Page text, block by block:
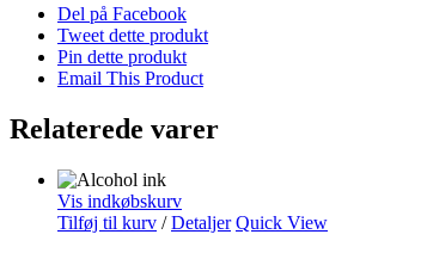
Del på Facebook
Tweet dette produkt
Pin dette produkt
Email This Product
Relaterede varer
Vis indkøbskurv
Tilføj til kurv / Detaljer Quick View